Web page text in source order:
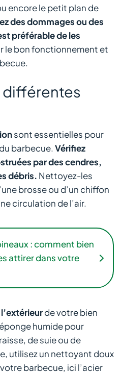
encore le petit plan de
des dommages ou des
préférable de les
le bon fonctionnement et
différentes
sont essentielles pour
barbecue. Vérifiez
par des cendres,
débris. Nettoyez-les
brosse ou d’un chiffon
circulation de l’air.
: comment bien
attirer dans votre
de votre bien
humide pour
de suie ou de
utilisez un nettoyant doux
barbecue, ici l’acier